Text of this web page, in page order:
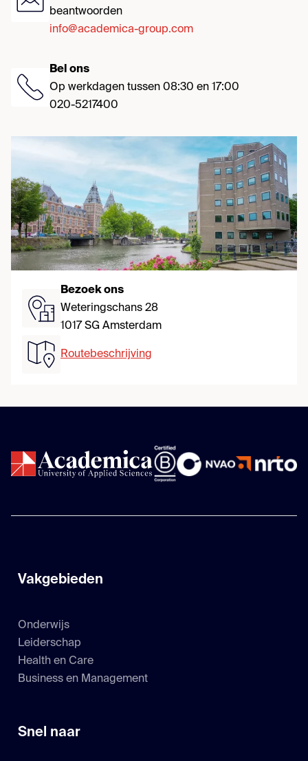
beantwoorden
info@academica-group.com
Bel ons
Op werkdagen tussen 08:30 en 17:00
020-5217400
Bezoek ons
Weteringschans 28
1017 SG Amsterdam
Routebeschrijving
Vakgebieden
Onderwijs
Leiderschap
Health en Care
Business en Management
Snel naar